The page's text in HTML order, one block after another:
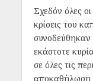
Σχεδόν όλες
κρίσεις του
συνοδεύθηκαν
εκάστοτε
σε όλες τις
αποκαθήλωση